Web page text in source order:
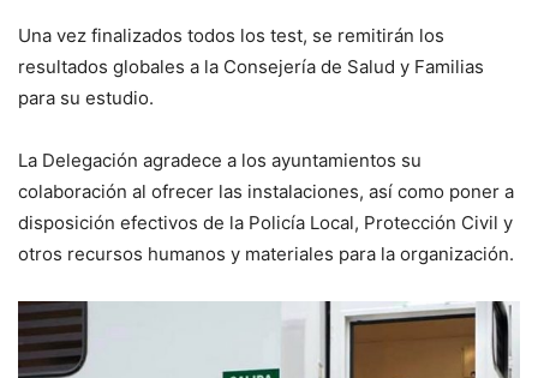
Una vez finalizados todos los test, se remitirán los
resultados globales a la Consejería de Salud y Familias
para su estudio.
La Delegación agradece a los ayuntamientos su
colaboración al ofrecer las instalaciones, así como poner a
disposición efectivos de la Policía Local, Protección Civil y
otros recursos humanos y materiales para la organización.